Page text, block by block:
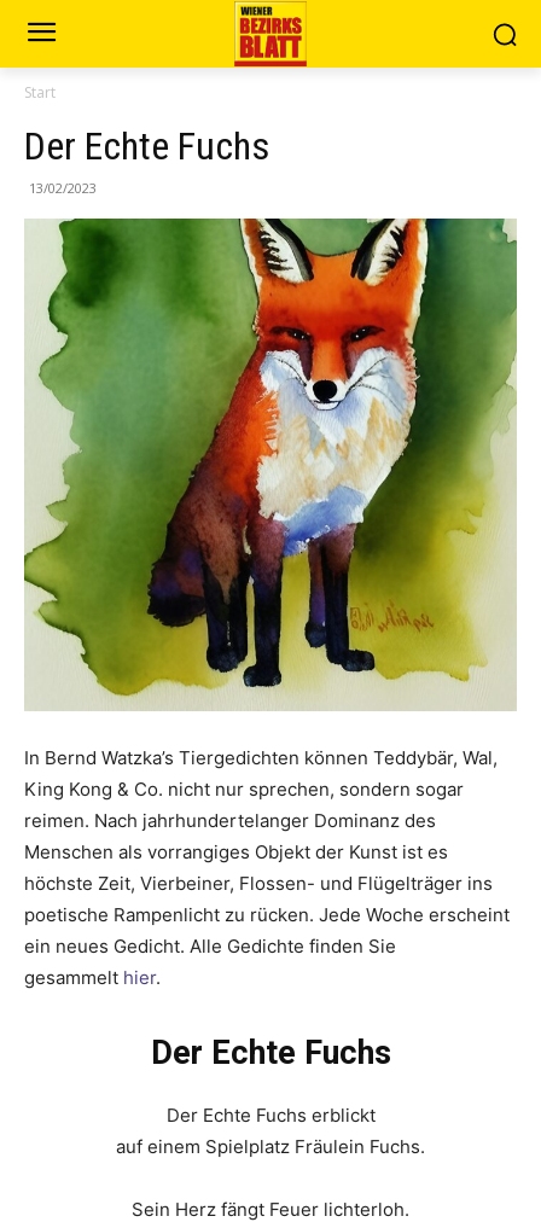
Start
Der Echte Fuchs
13/02/2023
In Bernd Watzka’s Tiergedichten können Teddybär, Wal,
King Kong & Co. nicht nur sprechen, sondern sogar
reimen. Nach jahrhundertelanger Dominanz des
Menschen als vorrangiges Objekt der Kunst ist es
höchste Zeit, Vierbeiner, Flossen- und Flügelträger ins
poetische Rampenlicht zu rücken. Jede Woche erscheint
ein neues Gedicht. Alle Gedichte finden Sie
gesammelt hier.
Der Echte Fuchs
Der Echte Fuchs erblickt
auf einem Spielplatz Fräulein Fuchs.
Sein Herz fängt Feuer lichterloh.